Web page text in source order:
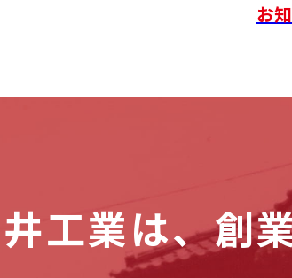
お
工業は、創